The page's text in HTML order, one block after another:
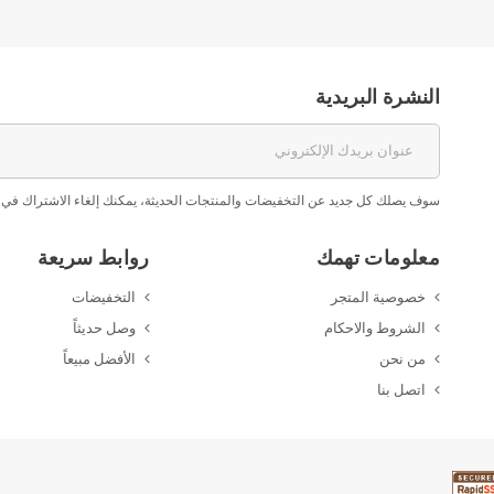
النشرة البريدية
سوف يصلك كل جديد عن التخفيضات والمنتجات الحديثة، يمكنك إلغاء الاشتراك
معلومات تهمك
خصوصية المتجر
الشروط والاحكام
من نحن
اتصل بنا
روابط سريعة
التخفيضات
وصل حديثاً
الأفضل مبيعاً